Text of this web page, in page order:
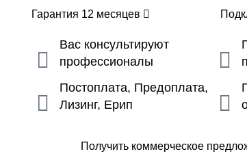
Гарантия 12 месяцев
Вас консультируют
профессионалы
Постоплата, Предоплата,
Лизинг, Ерип
Получить коммерческое